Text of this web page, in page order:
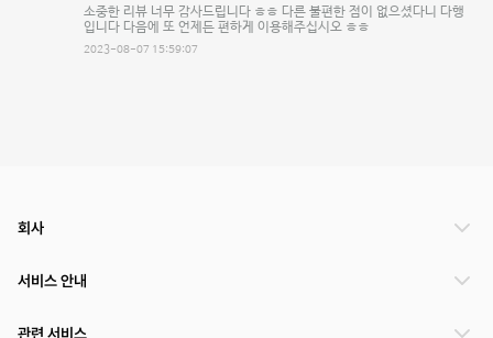
소중한 리뷰 너무 감사드립니다 ㅎㅎ 다른 불편한 점이 없으셨다니 다행
입니다 다음에 또 언제든 편하게 이용해주십시오 ㅎㅎ
2023-08-07 15:59:07
회사
서비스 안내
관련 서비스